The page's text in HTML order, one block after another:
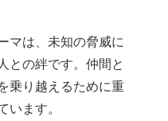
マは、未知の脅威に
との絆です。仲間と
乗り越えるために重
います。